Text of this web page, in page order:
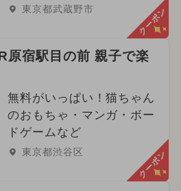
東京都武蔵野市 クーポン
原宿駅目の前 親子で楽
無料がいっぱい！猫ちゃん
のおもちゃ・マンガ・ボー
ドゲームなど
東京都渋谷区 クーポン